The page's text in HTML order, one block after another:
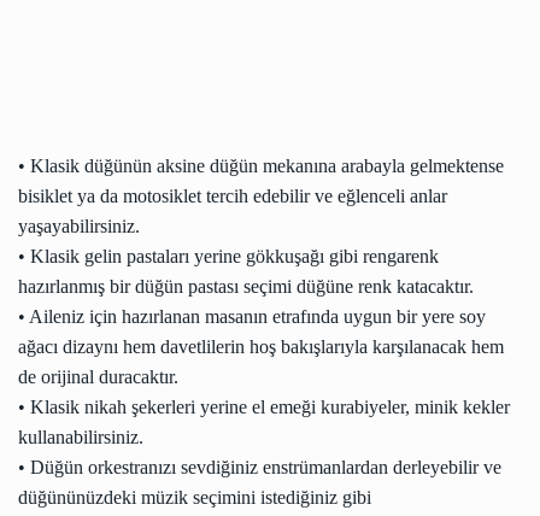
• Klasik düğünün aksine düğün mekanına arabayla gelmektense
bisiklet ya da motosiklet tercih edebilir ve eğlenceli anlar
yaşayabilirsiniz.
• Klasik gelin pastaları yerine gökkuşağı gibi rengarenk
hazırlanmış bir düğün pastası seçimi düğüne renk katacaktır.
• Aileniz için hazırlanan masanın etrafında uygun bir yere soy
ağacı dizaynı hem davetlilerin hoş bakışlarıyla karşılanacak hem
de orijinal duracaktır.
• Klasik nikah şekerleri yerine el emeği kurabiyeler, minik kekler
kullanabilirsiniz.
• Düğün orkestranızı sevdiğiniz enstrümanlardan derleyebilir ve
düğününüzdeki müzik seçimini istediğiniz gibi